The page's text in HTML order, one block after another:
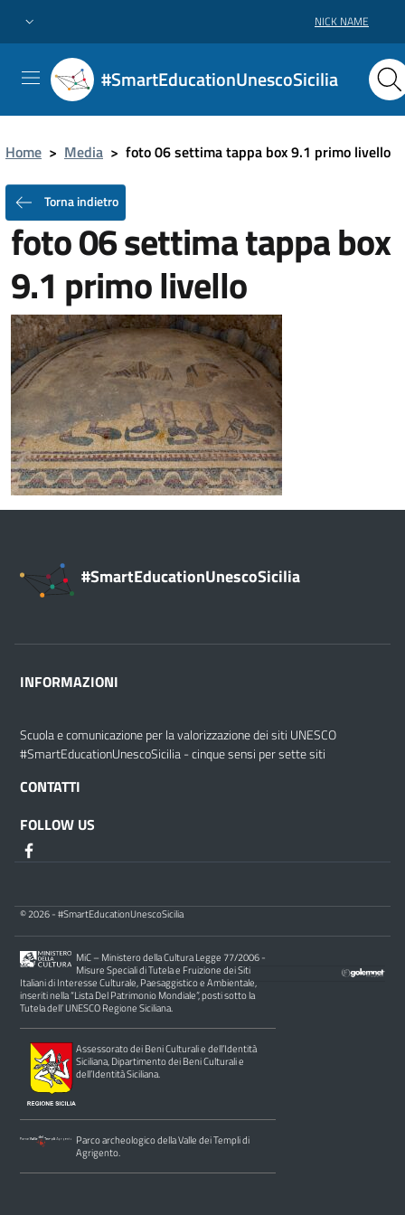
NICK NAME
#SmartEducationUnescoSicilia
Home > Media > foto 06 settima tappa box 9.1 primo livello
Torna indietro
foto 06 settima tappa box
9.1 primo livello
#SmartEducationUnescoSicilia
INFORMAZIONI
Scuola e comunicazione per la valorizzazione dei siti UNESCO
#SmartEducationUnescoSicilia - cinque sensi per sette siti
CONTATTI
FOLLOW US
© 2026 - #SmartEducationUnescoSicilia
MiC – Ministero della Cultura Legge 77/2006 -
Misure Speciali di Tutela e Fruizione dei Siti
Italiani di Interesse Culturale, Paesaggistico e Ambientale,
inseriti nella “Lista Del Patrimonio Mondiale”, posti sotto la
Tutela dell’ UNESCO Regione Siciliana.
Assessorato dei Beni Culturali e dell’Identità
Siciliana, Dipartimento dei Beni Culturali e
dell’Identità Siciliana.
Parco archeologico della Valle dei Templi di
Agrigento.